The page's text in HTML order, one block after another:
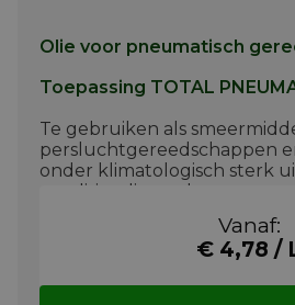
Olie voor pneumatisch
Toepassing TOTAL
Te gebruiken als
persluchtgereedschappen
onder klimatologisch sterk
condities dienst doen.
Vanaf:
€ 4,78 /